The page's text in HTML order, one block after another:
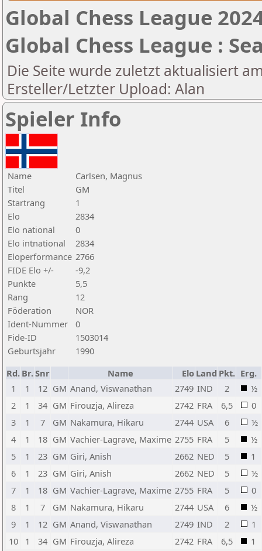
Global Chess League
Global Chess League :
Die Seite wurde zuletzt aktualisiert
Ersteller/Letzter Upload: Alan
Spieler Info
Name
Carlsen, Magnus
Titel
GM
Startrang
1
Elo
2834
Elo national
0
Elo intnational
2834
Eloperformance 2766
FIDE Elo +/-
-9,2
Punkte
5,5
Rang
12
Föderation
NOR
Ident-Nummer
0
Fide-ID
1503014
Geburtsjahr
1990
Rd. Br.Snr Name Elo Land Pkt. Erg.
1
1 12 GM Anand, Viswanathan 2749 IND 2
½
2
1 34 GM Firouzja, Alireza 2742 FRA 6,5
0
3
1 7 GM Nakamura, Hikaru 2744 USA 6
½
4
1 18 GM Vachier-Lagrave, Maxime 2755 FRA 5
½
5
1 23 GM Giri, Anish 2662 NED 5
1
6
1 23 GM Giri, Anish 2662 NED 5
½
7
1 18 GM Vachier-Lagrave, Maxime 2755 FRA 5
0
8
1 7 GM Nakamura, Hikaru 2744 USA 6
½
9
1 12 GM Anand, Viswanathan 2749 IND 2
1
10
1 34 GM Firouzja, Alireza 2742 FRA 6,5 1